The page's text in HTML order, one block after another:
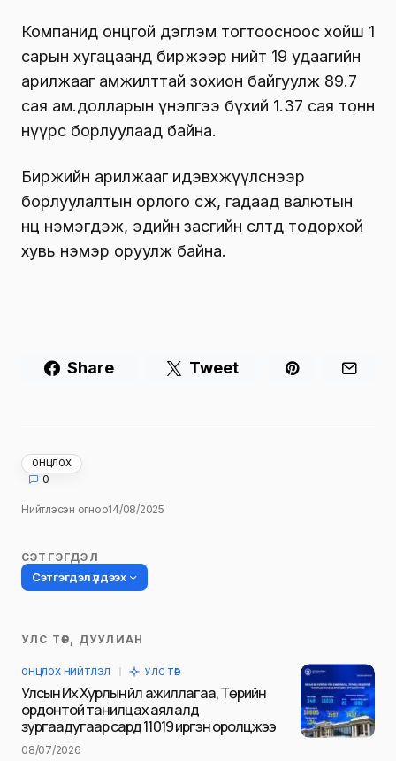
Компанид онцгой дэглэм тогтоосноос хойш 1
сарын хугацаанд биржээр нийт 19 удаагийн
арилжааг амжилттай зохион байгуулж 89.7
сая ам.долларын үнэлгээ бүхий 1.37 сая тонн
нүүрс борлуулаад байна.
Биржийн арилжааг идэвхжүүлснээр
борлуулалтын орлого өсөж, гадаад валютын
нөөц нэмэгдэж, эдийн засгийн өсөлтөд тодорхой
хувь нэмэр оруулж байна.
Share Tweet
ОНЦЛОХ
0
Нийтлэсэн огноо14/08/2025
СЭТГЭГДЭЛ
Сэтгэгдэл үлдээх
Таны имэйл хаягийг нийтлэхгүй.
тэмдэглэсэн
Name
УЛС ТӨР, ДУУЛИАН
ОНЦЛОХ НИЙТЛЭЛ УЛС ТӨР
Улсын Их Хурлын үйл ажиллагаа, Төрийн
ордонтой танилцах аялалд
зургаадугаар сард 11019 иргэн оролцжээ
08/07/2026